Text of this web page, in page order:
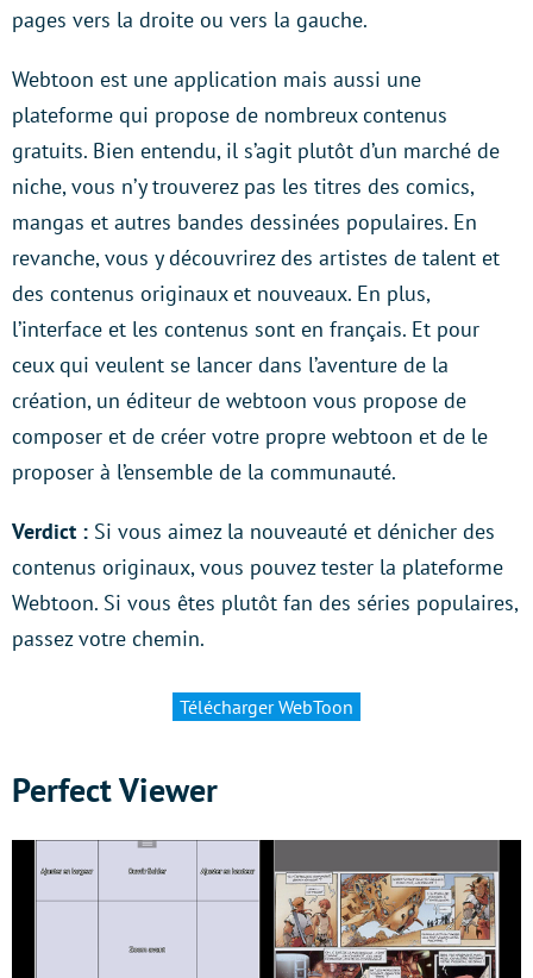
pages vers la droite ou vers la gauche.
Webtoon est une application mais aussi une
plateforme qui propose de nombreux contenus
gratuits. Bien entendu, il s’agit plutôt d’un marché de
niche, vous n’y trouverez pas les titres des comics,
mangas et autres bandes dessinées populaires. En
revanche, vous y découvrirez des artistes de talent et
des contenus originaux et nouveaux. En plus,
l’interface et les contenus sont en français. Et pour
ceux qui veulent se lancer dans l’aventure de la
création, un éditeur de webtoon vous propose de
composer et de créer votre propre webtoon et de le
proposer à l’ensemble de la communauté.
Verdict : Si vous aimez la nouveauté et dénicher des
contenus originaux, vous pouvez tester la plateforme
Webtoon. Si vous êtes plutôt fan des séries populaires,
passez votre chemin.
Télécharger WebToon
Perfect Viewer